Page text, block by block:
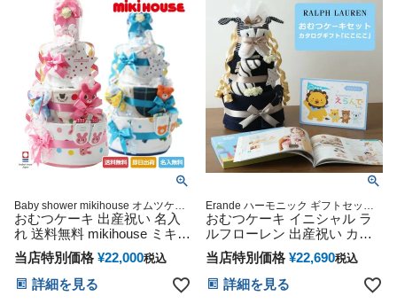
フトセット 人気 端午の節句
ひな祭り 男の子 女の子
Baby shower mikihouse オムツケー
キ おむつタワー ダイパーケーキ
おむつケーキ 出産祝い 名入
れ 送料無料 mikihouse ミキハ
ウス 使用 豪華DX3段 今治タ
オル ダイパーケーキ 思い出
赤ちゃん 子供 出産 マタニテ
ィ フォト パパ ママ ベイビー
当店特別価格 ¥22,000税込
詳細を見る
Erande ハーモニック ギフトセット
プレゼント ラッピング メッセージカ
ード
おむつケーキ イニシャル ラ
ルフローレン 出産祝い カタ
ログギフト 今治タオル オー
ガニックコットン ベビーソッ
クス ギフトセット POLO
RALPH LAUREN 名前入り 刺
当店特別価格 ¥22,690税込
詳細を見る